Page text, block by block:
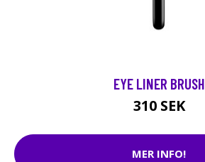
EYE LINER BRUSH
310 SEK
MER INFO!